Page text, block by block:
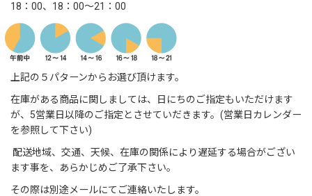
18：00、18：00～21：00
上記の５パターンからお選び頂けます。
在庫がある商品に関しましては、日にちのご指定もいただけます
が、5営業日以降のご指定とさせていだきます。(営業日カレンダー
を参照して下さい)
配送地域、交通、天候、在庫の関係により遅延する場合がござい
ます事を、あらかじめご了承下さい。
その際は別途メールにてご連絡いたします。